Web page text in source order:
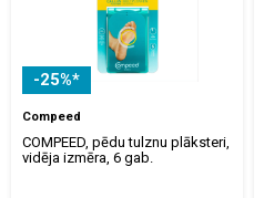
-25%*
Compeed
COMPEED, pēdu tulznu plāksteri,
vidēja izmēra, 6 gab.